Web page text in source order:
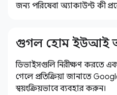
জন্য পরিষেবা অ্যাকাউন্ট কী
গুগল হোম ইউআই
ডিভাইসগুলি নিরীক্ষণ করতে
গেলে প্রতিক্রিয়া জানাতে
স্বয়ংক্রিয়ভাবে ব্যবহার করুন।